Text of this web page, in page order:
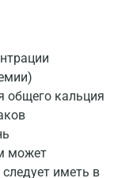
общего кальция
может
иметь в